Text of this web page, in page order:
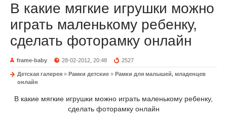
В какие мягкие игрушки можно
играть маленькому ребенку,
сделать фоторамку онлайн
frame-baby 28-02-2012, 20:48 2527
Детская галерея » Рамки детские » Рамки для малышей, младенцев
онлайн
В какие мягкие игрушки можно играть маленькому ребенку,
сделать фоторамку онлайн